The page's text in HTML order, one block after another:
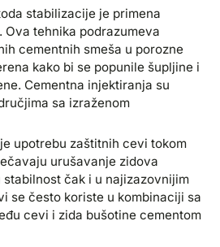
stabilizacije je primena
tehnika podrazumeva
cementnih smeša u porozne
kako bi se popunile šupljine i
Cementna injektiranja su
sa izraženom
upotrebu zaštitnih cevi tokom
urušavanje zidova
čak i u najizazovnijim
se često koriste u kombinaciji sa
cevi i zida bušotine cementom